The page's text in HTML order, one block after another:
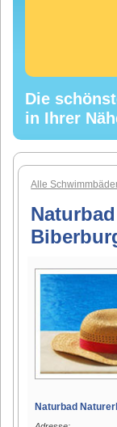
Die
in Ihrer
Alle
Naturbad